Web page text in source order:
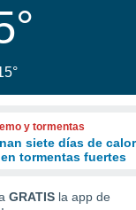
y tormentas
siete días de
tormentas fuertes
GRATIS la app de